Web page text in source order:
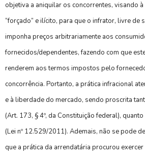
objetiva a aniquilar os concorrentes, visando
“forçado” e ilícito, para que o infrator, livre de
imponha preços arbitrariamente aos
fornecidos/dependentes, fazendo com que
renderem aos termos impostos pelo
concorrência. Portanto, a prática infracional
e à liberdade do mercado, sendo proscrita
(Art. 173, § 4º, da Constituição federal),
(Lei nº 12.529/2011). Ademais, não se pode
que a prática da arrendatária procurou